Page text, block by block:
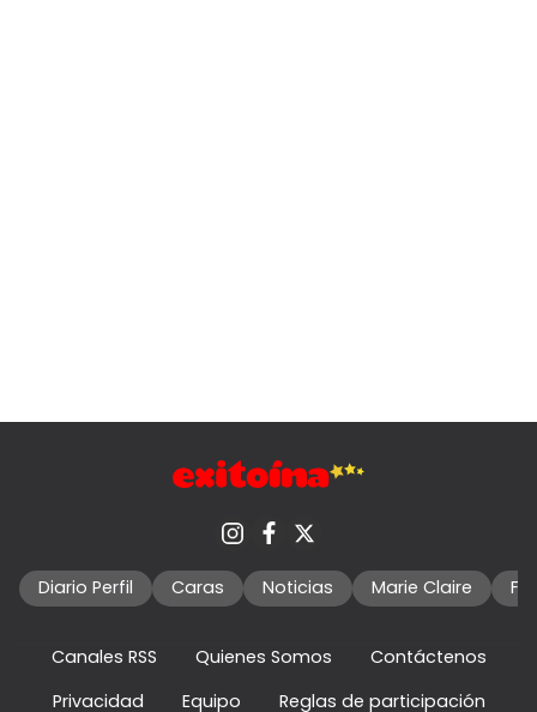
Diario Perfil Caras Noticias Marie Claire
Canales RSS Quienes Somos
Contáctenos
Privacidad
Equipo Reglas de participación